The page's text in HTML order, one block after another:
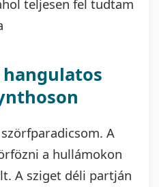
teljesen fel tudtam
A
a hullámokon
A sziget déli partján